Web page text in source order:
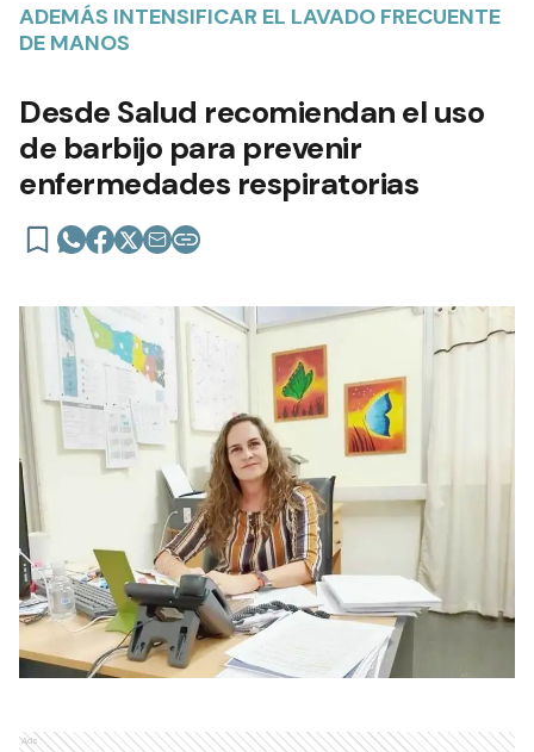
ADEMÁS INTENSIFICAR EL LAVADO FRECUENTE
DE MANOS
Desde Salud recomiendan el uso
de barbijo para prevenir
enfermedades respiratorias
Ads